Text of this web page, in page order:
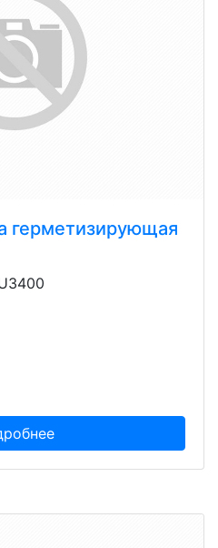
герметизирующая